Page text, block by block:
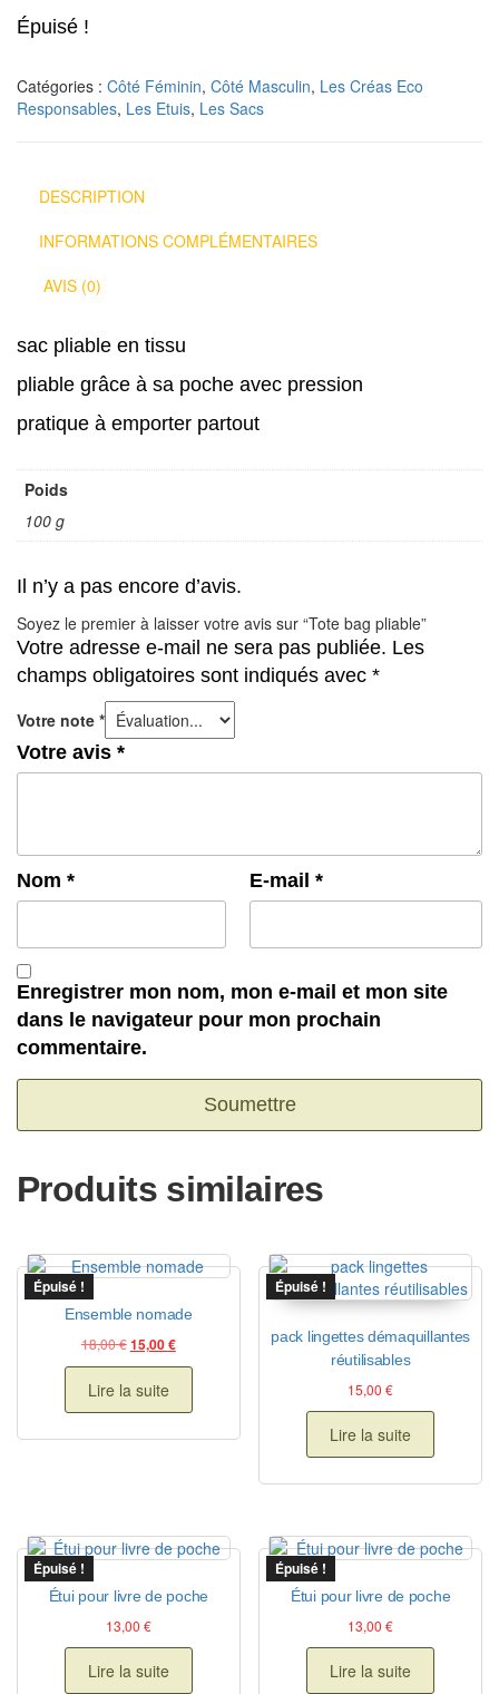
Épuisé !
Catégories : Côté Féminin, Côté Masculin, Les Créas Eco
Responsables, Les Etuis, Les Sacs
DESCRIPTION
INFORMATIONS COMPLÉMENTAIRES
AVIS (0)
sac pliable en tissu
pliable grâce à sa poche avec pression
pratique à emporter partout
Poids
100 g
Il n’y a pas encore d’avis.
Soyez le premier à laisser votre avis sur “Tote bag pliable”
Votre adresse e-mail ne sera pas publiée. Les
champs obligatoires sont indiqués avec *
Votre note *
Votre avis *
Nom * E-mail *
Enregistrer mon nom, mon e-mail et mon site
dans le navigateur pour mon prochain
commentaire.
Produits similaires
Épuisé !
Ensemble nomade
18,00€Le prix initial était : 18,00 €.
15,00€Le prix actuel est : 15,00 €.
Lire la suite
Épuisé !
pack lingettes démaquillantes
réutilisables
15,00€
Lire la suite
Épuisé !
Étui pour livre de poche
13,00 €
Lire la suite
Épuisé !
Étui pour livre de poche
13,00€
Lire la suite